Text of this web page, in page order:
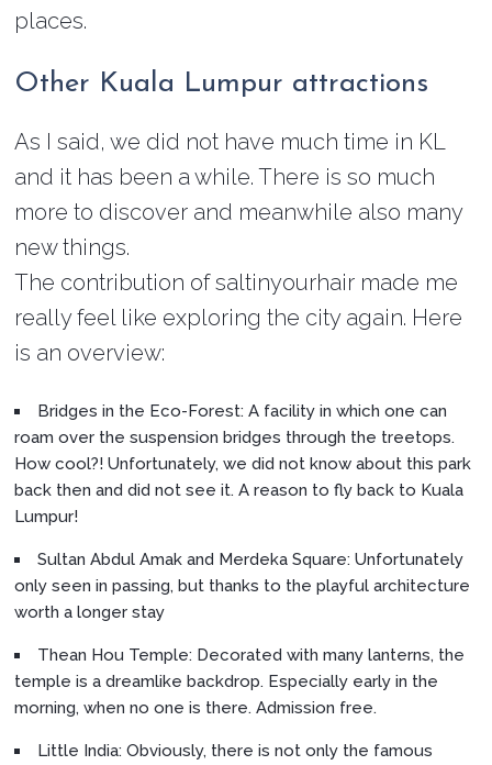
places.
Other Kuala Lumpur attractions
As I said, we did not have much time in KL
and it has been a while. There is so much
more to discover and meanwhile also many
new things.
The contribution of saltinyourhair made me
really feel like exploring the city again. Here
is an overview:
Bridges in the Eco-Forest: A facility in which one can
roam over the suspension bridges through the treetops.
How cool?! Unfortunately, we did not know about this park
back then and did not see it. A reason to fly back to Kuala
Lumpur!
Sultan Abdul Amak and Merdeka Square: Unfortunately
only seen in passing, but thanks to the playful architecture
worth a longer stay
Thean Hou Temple: Decorated with many lanterns, the
temple is a dreamlike backdrop. Especially early in the
morning, when no one is there. Admission free.
Little India: Obviously, there is not only the famous